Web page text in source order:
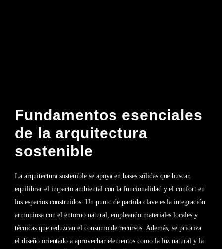
Fundamentos esenciales
de la arquitectura
sostenible
La arquitectura sostenible se apoya en bases sólidas que buscan
equilibrar el impacto ambiental con la funcionalidad y el confort en
los espacios construidos. Un punto de partida clave es la integración
armoniosa con el entorno natural, empleando materiales locales y
técnicas que reduzcan el consumo de recursos. Además, se prioriza
el diseño orientado a aprovechar elementos como la luz natural y la